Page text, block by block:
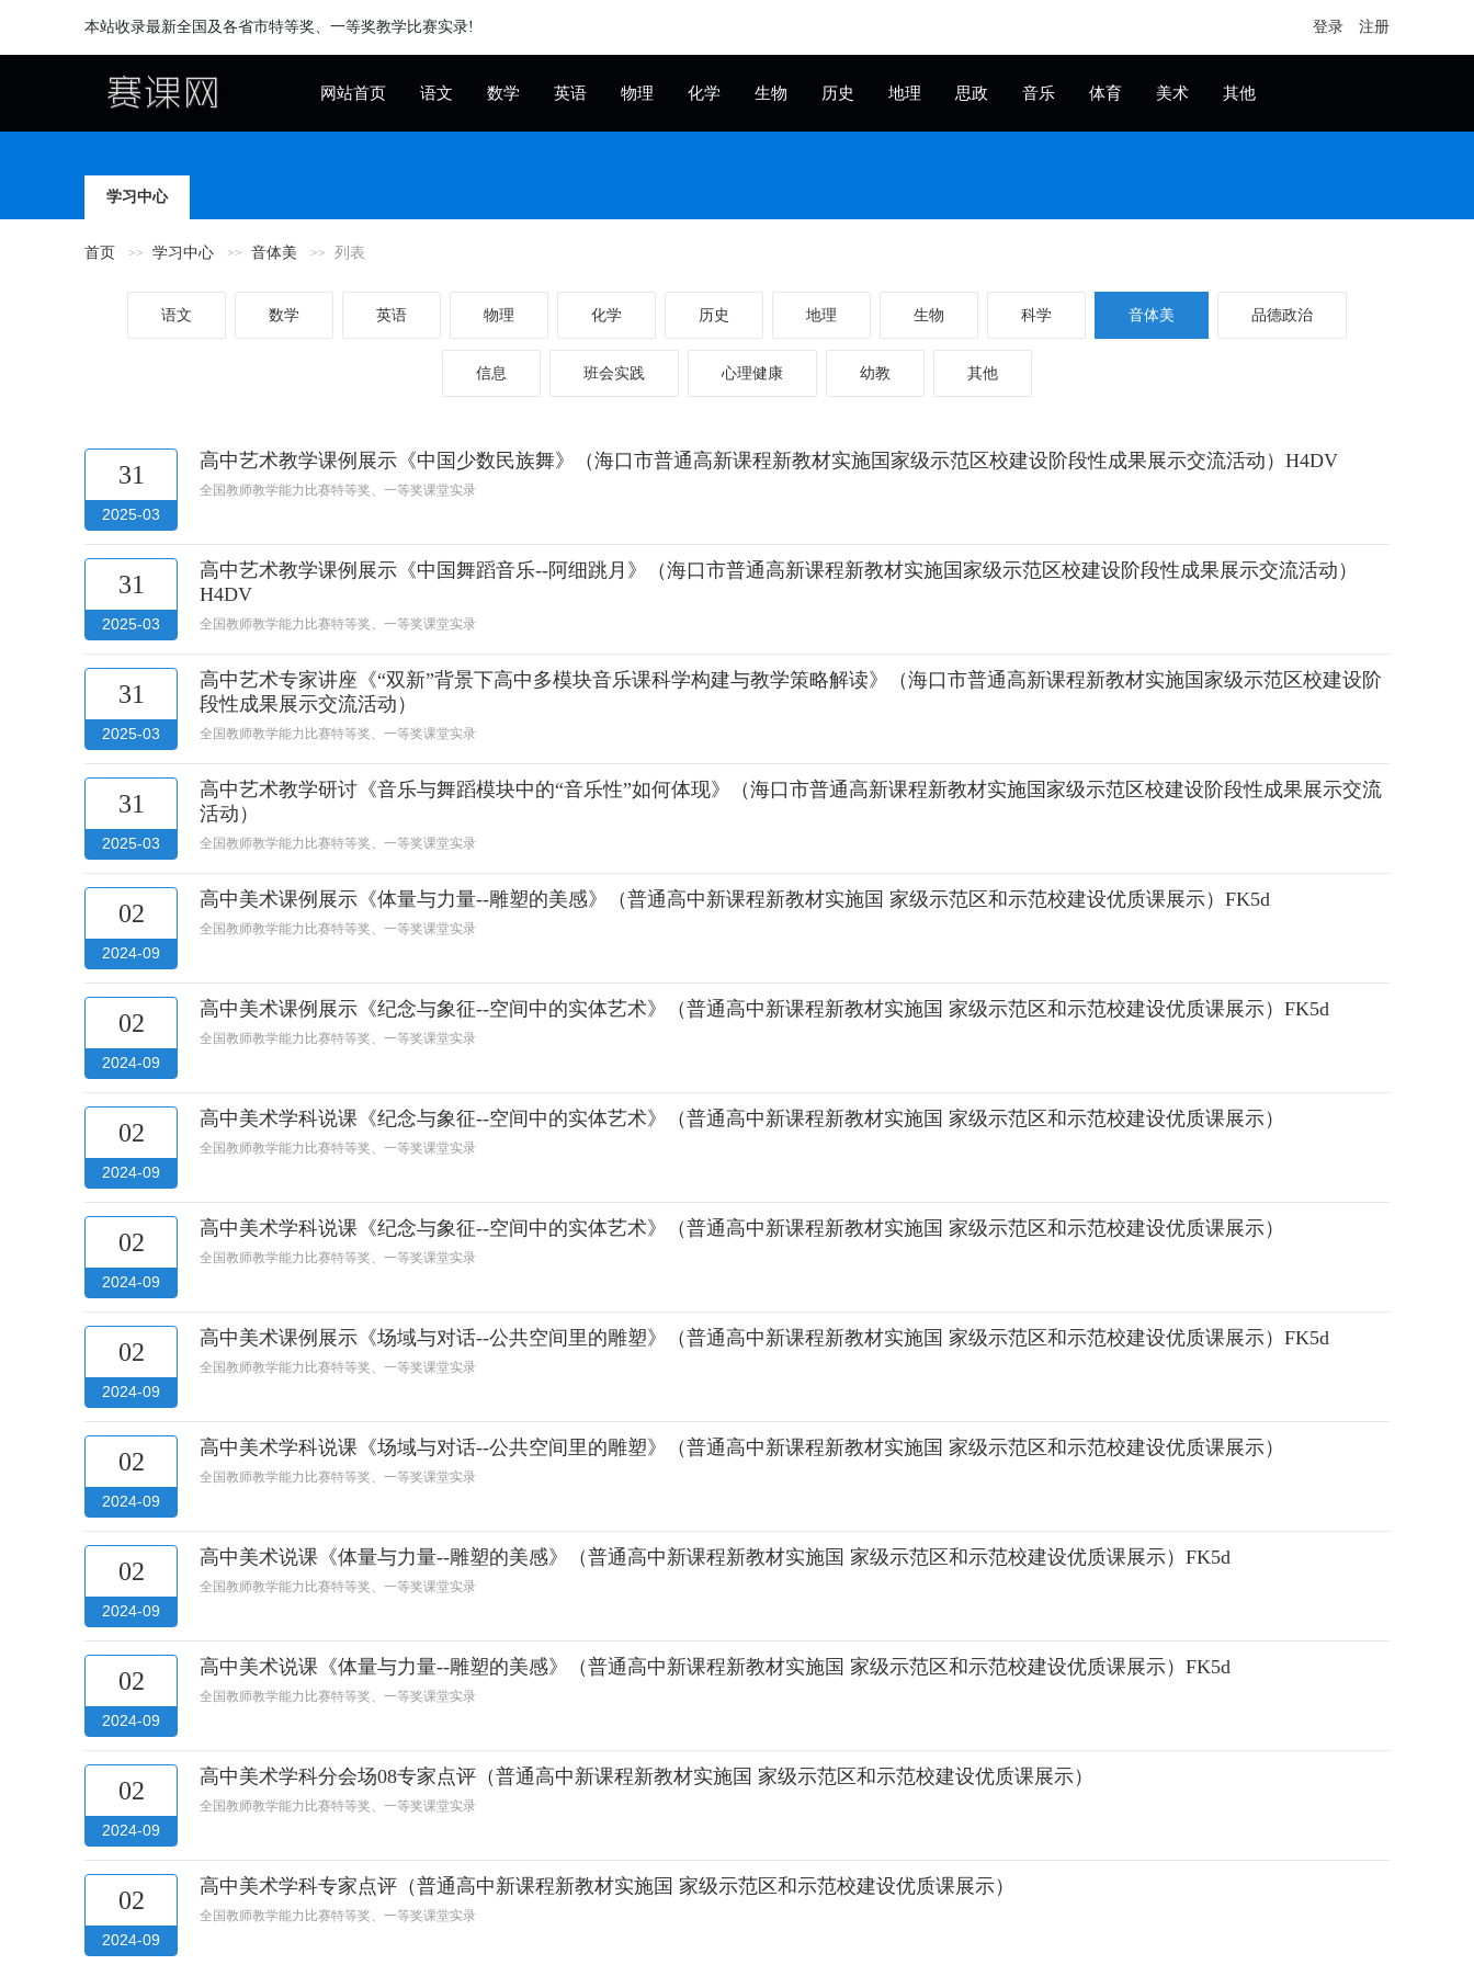
本站收录最新全国及各省市特等奖、一等奖教学比赛实录! 登录 注册
网站首页 语文 数学 英语 物理 化学 生物 历史 地理 思政 音乐 体育 美术 其他
学习中心
首页 学习中心 音体美 列表
语文 数学 英语 物理 化学 历史 地理 生物 科学 音体美 品德政治
信息 班会实践 心理健康 幼教 其他
31
2025-03
高中艺术教学课例展示《中国少数民族舞》（海口市普通高新课程新教材实施国家级示范区校建设阶段性成果展示交流活动）H4DV
全国教师教学能力比赛特等奖、一等奖课堂实录
31
2025-03
高中艺术教学课例展示《中国舞蹈音乐--阿细跳月》（海口市普通高新课程新教材实施国家级示范区校建设阶段性成果展示交流活动）
H4DV
全国教师教学能力比赛特等奖、一等奖课堂实录
31
2025-03
高中艺术专家讲座《“双新”背景下高中多模块音乐课科学构建与教学策略解读》（海口市普通高新课程新教材实施国家级示范区校建设阶
段性成果展示交流活动）
全国教师教学能力比赛特等奖、一等奖课堂实录
31
2025-03
高中艺术教学研讨《音乐与舞蹈模块中的“音乐性”如何体现》（海口市普通高新课程新教材实施国家级示范区校建设阶段性成果展示交流
活动）
全国教师教学能力比赛特等奖、一等奖课堂实录
02
2024-09
高中美术课例展示《体量与力量--雕塑的美感》（普通高中新课程新教材实施国 家级示范区和示范校建设优质课展示）FK5d
全国教师教学能力比赛特等奖、一等奖课堂实录
02
2024-09
高中美术课例展示《纪念与象征--空间中的实体艺术》（普通高中新课程新教材实施国 家级示范区和示范校建设优质课展示）FK5d
全国教师教学能力比赛特等奖、一等奖课堂实录
02
2024-09
高中美术学科说课《纪念与象征--空间中的实体艺术》（普通高中新课程新教材实施国 家级示范区和示范校建设优质课展示）
全国教师教学能力比赛特等奖、一等奖课堂实录
02
2024-09
高中美术学科说课《纪念与象征--空间中的实体艺术》（普通高中新课程新教材实施国 家级示范区和示范校建设优质课展示）
全国教师教学能力比赛特等奖、一等奖课堂实录
02
2024-09
高中美术课例展示《场域与对话--公共空间里的雕塑》（普通高中新课程新教材实施国 家级示范区和示范校建设优质课展示）FK5d
全国教师教学能力比赛特等奖、一等奖课堂实录
02
2024-09
高中美术学科说课《场域与对话--公共空间里的雕塑》（普通高中新课程新教材实施国 家级示范区和示范校建设优质课展示）
全国教师教学能力比赛特等奖、一等奖课堂实录
02
2024-09
高中美术说课《体量与力量--雕塑的美感》（普通高中新课程新教材实施国 家级示范区和示范校建设优质课展示）FK5d
全国教师教学能力比赛特等奖、一等奖课堂实录
02
2024-09
高中美术说课《体量与力量--雕塑的美感》（普通高中新课程新教材实施国 家级示范区和示范校建设优质课展示）FK5d
全国教师教学能力比赛特等奖、一等奖课堂实录
02
2024-09
高中美术学科分会场08专家点评（普通高中新课程新教材实施国 家级示范区和示范校建设优质课展示）
全国教师教学能力比赛特等奖、一等奖课堂实录
02
2024-09
高中美术学科专家点评（普通高中新课程新教材实施国 家级示范区和示范校建设优质课展示）
全国教师教学能力比赛特等奖、一等奖课堂实录